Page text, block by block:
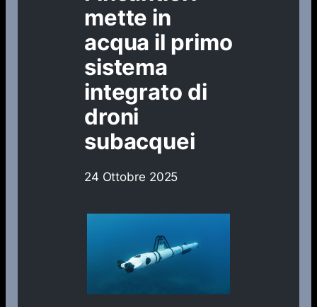
mette in
acqua il primo
sistema
integrato di
droni
subacquei
24 Ottobre 2025